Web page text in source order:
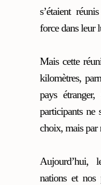
s’étaient
force dans leur
Mais cette
kilomètres,
pays
participants ne
choix, mais par
Aujourd’hui,
nations et nos